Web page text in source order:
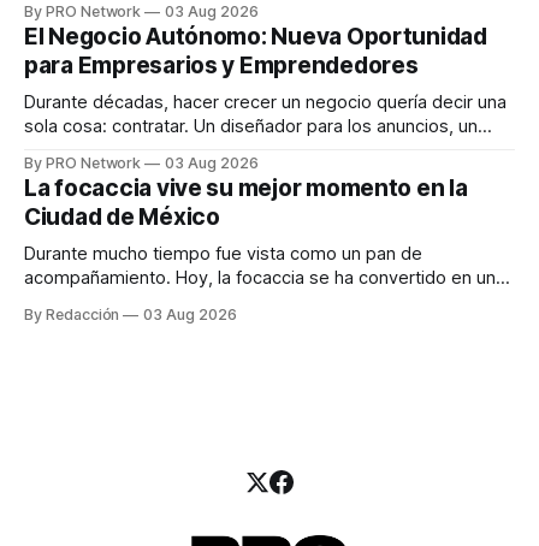
INTERIUS, el problema suele estar en otro lugar. Durante
una entrevista para el podcast SER PRO, el especialista en
marketing digital explicó que
By PRO Network 03 Aug 2026
El Negocio Autónomo: Nueva Oportunidad
para Empresarios y Emprendedores
Durante décadas, hacer crecer un negocio quería decir una
sola cosa: contratar. Un diseñador para los anuncios, un
para los textos, alguien que supiera de publicidad digital
para encontrar prospectos, un vendedor para atender
llamadas y mensajes, y —con suerte— una persona
By PRO Network 03 Aug 2026
La focaccia vive su mejor momento en la
Ciudad de México
Durante mucho tiempo fue vista como un pan de
acompañamiento. Hoy, la focaccia se ha convertido en uno
artesanal, ingredientes de calidad y experiencias que
By Redacción 03 Aug 2026